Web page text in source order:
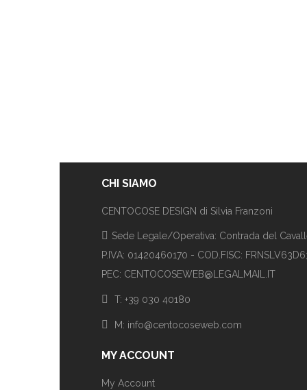
CHI SIAMO
CENTOCOSE DESIGN di Silvia Franzoni
Sede Legale/Operativa: Contrada del
P.IVA: 01420460170 - COD.FISC:
PEC: CENTOCOSEWEB@LEGALMAIL.IT
T: +39 030 40180
M: info@centocoseweb.com
MY ACCOUNT
My Account